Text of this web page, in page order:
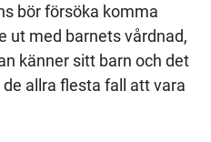
bör försöka komma
ut med barnets vårdnad,
känner sitt barn och det
allra flesta fall att vara